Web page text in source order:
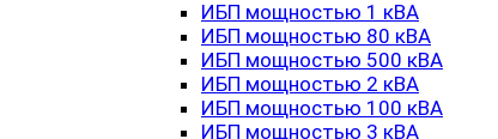
ИБП мощностью 1 кВА
ИБП мощностью 80 кВА
ИБП мощностью 500 кВА
ИБП мощностью 2 кВА
ИБП мощностью 100 кВА
ИБП мощностью 3 кВА